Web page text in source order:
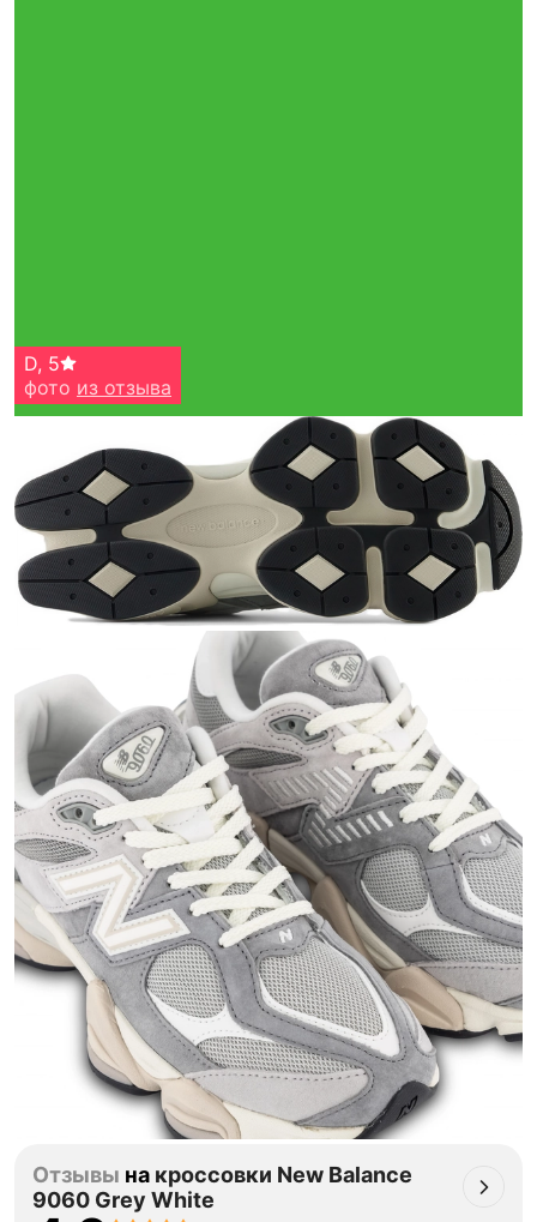
Тройная гарантия
оригинальности
Товар сертифицирован и опломбирован.
Проверяем на оригинальность
по 16 параметрам.
Если придёт подделка — вернём деньги
в трёхкратном размере.
Как мы провеяем товары
D, 5
фото из отзыва
Отзывы на кроссовки New Balance
9060 Grey White